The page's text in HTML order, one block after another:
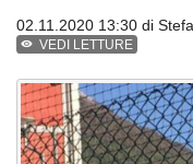
02.11.2020 13:30 di
VEDI LETTURE